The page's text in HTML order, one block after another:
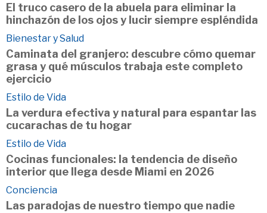
El truco casero de la abuela para eliminar la
hinchazón de los ojos y lucir siempre espléndida
Bienestar y Salud
Caminata del granjero: descubre cómo quemar
grasa y qué músculos trabaja este completo
ejercicio
Estilo de Vida
La verdura efectiva y natural para espantar las
cucarachas de tu hogar
Estilo de Vida
Cocinas funcionales: la tendencia de diseño
interior que llega desde Miami en 2026
Conciencia
Las paradojas de nuestro tiempo que nadie